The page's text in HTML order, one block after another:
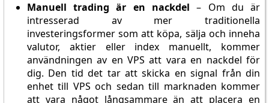
Manuell trading är en nackdel– Om du är
intresserad av mer traditionella
investeringsformer som att köpa, sälja och inneha
valutor, aktier eller index manuellt, kommer
användningen av en VPS att vara en nackdel för
dig. Den tid det tar att skicka en signal från din
enhet till VPS och sedan till marknaden kommer
att vara något långsammare än att placera en